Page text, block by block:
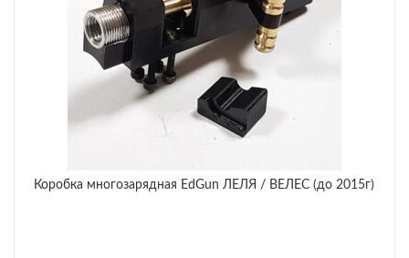
Коробка многозарядная EdGun ЛЕЛЯ / ВЕЛЕС (до 2015г)